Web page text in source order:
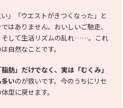
」「ウエストがきつくなった」と
はありません。おいしいご馳走、
そして生活リズムの乱れ……。これ
自然なことです。
肪」だけでなく、実は「むくみ」
いのが救いです。今のうちにリセ
型に戻せます。